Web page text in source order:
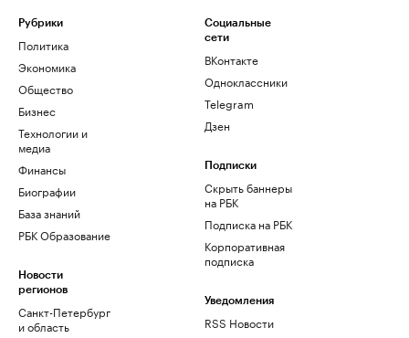
Рубрики
Политика
Экономика
Общество
Бизнес
Технологии и
медиа
Финансы
Биографии
База знаний
РБК Образование
Новости
регионов
Санкт-Петербург
и область
Социальные
сети
ВКонтакте
Одноклассники
Telegram
Дзен
Подписки
Скрыть баннеры
на РБК
Подписка на РБК
Корпоративная
подписка
Уведомления
RSS Новости